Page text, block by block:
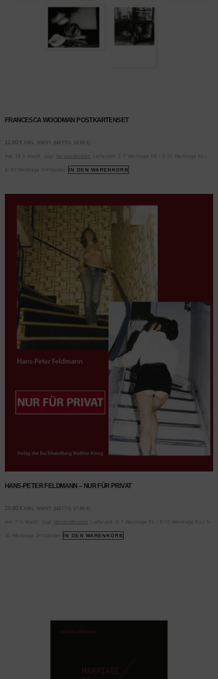
FRANCESCA WOODMAN POSTKARTENSET
12,00 € INKL. MWST. (NETTO: 10,08 €)
inkl. 19 % MwSt. zzgl. Versandkosten Lieferzeit: 2-7 Werktage DE / 5-10 Werktage EU /
5-30 Werktage Drittländer IN DEN WARENKORB
HANS-PETER FELDMANN – NUR FÜR PRIVAT
29,80 € INKL. MWST. (NETTO: 27,85 €)
inkl. 7 % MwSt. zzgl. Versandkosten Lieferzeit: 2-7 Werktage DE / 5-10 Werktage EU / 5-
30 Werktage Drittländer IN DEN WARENKORB